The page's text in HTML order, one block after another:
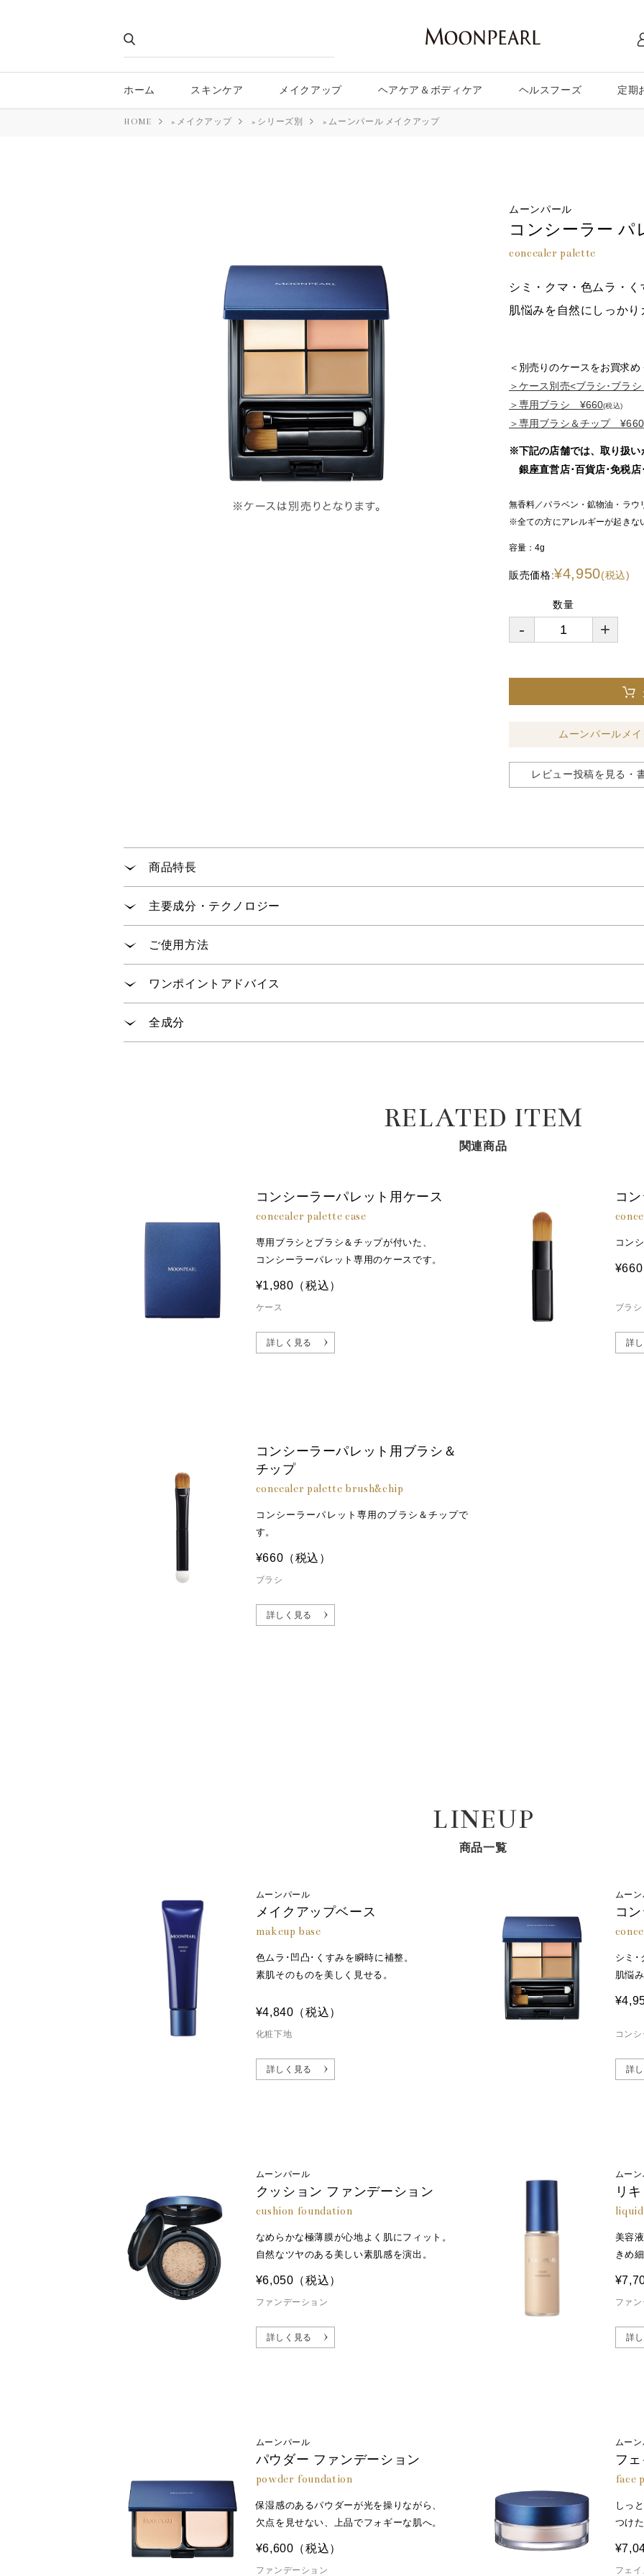
ホーム スキンケア メイクアップ ヘアケア＆ボディケア ヘルスフーズ 定期
HOME » メイクアップ » シリーズ別 » ムーンパール メイクアップ
ムーンパール
コンシーラー パ
concealer palette
シミ・クマ・色ムラ・
肌悩みを自然にしっかり
＜別売りのケースをお買求
＞ケース別売<ブラシ･ブラ
＞専用ブラシ ¥660(税込)
＞専用ブラシ＆チップ ¥660
※下記の店舗では、取り扱い
銀座直営店･百貨店･免税店
無香料／パラベン・鉱物油・ラ
※全ての方にアレルギーが起きな
容量：4g
販売価格:¥4,950(税込)
数量
- +
ムーンパールメ
レビュー投稿を見る・
商品特長
気になるポイントにつややかに溶け込むようになじみ、つけたての美しい質感が続きます。
主要成分・テクノロジー
「パールリフレクトパウダーBP
ご使用方法
指、ブラシまたはチップで適量をとり、気になる部分になじませてください。
ワンポイントアドバイス
コンシーラーでカバーしたあとに「Ａ：ニュアンスグロウ」をのせることで、ツヤ感を演出できます
全成分
Ｎａ、マコンブエキス、ラウロイルグルタミン酸ジ（フィトステリル／オクチルドデシル）、カルナ
メチルシロキシケイ酸、ハイドロゲンジメチコン、ＢＧ、ペンチレングリコール、水、リン酸Ｋ、
RELATED ITEM
関連商品
コンシーラーパレット用ケース
concealer palette case
専用ブラシとブラシ＆チップが付いた、
コンシーラーパレット専用のケースです。
ケース
¥1,980 （税込）
詳しく見る
コ
コン
ブラシ
¥660
詳
コンシーラーパレット用ブラシ＆
チップ
concealer palette brush&chip
コンシーラーパレット専用のブラシ＆チップで
す。
ブラシ
¥660 （税込）
詳しく見る
LINEUP
商品一覧
ムーンパール
メイクアップベース
makeup base
色ムラ･凹凸･くすみを瞬時に補整。
素肌そのものを美しく見せる。
化粧下地
¥4,840 （税込）
詳しく見る
ムー
コ
シミ･
肌悩
コン
詳
ムーンパール
クッション ファンデーション
cushion foundation
なめらかな極薄膜が心地よく肌にフィット。
自然なツヤのある美しい素肌感を演出。
ファンデーション
¥6,050 （税込）
詳しく見る
ムー
リ
美容
きめ
ファ
詳
ムーンパール
パウダー ファンデーション
powder foundation
保湿感のあるパウダーが光を操りながら、
欠点を見せない、上品でフォギーな肌へ。
ファンデーション
¥6,600 （税込）
ムー
フ
face
しっ
つけ
フェ